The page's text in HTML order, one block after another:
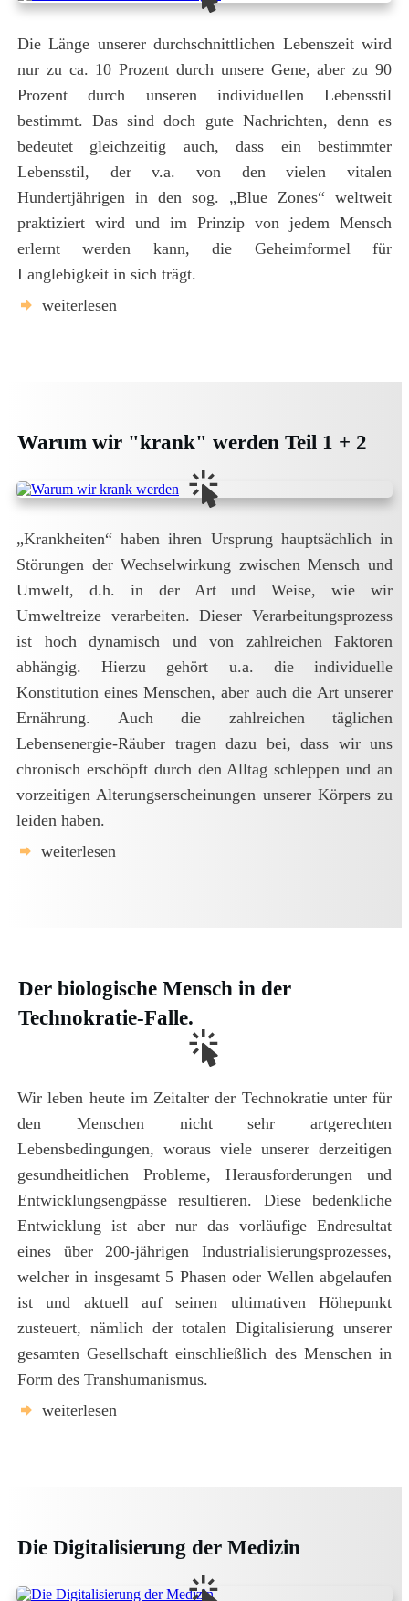
Die Länge unserer durchschnittlichen Lebenszeit wird
nur zu ca. 10 Prozent durch unsere Gene, aber zu 90
Prozent durch unseren individuellen Lebensstil
bestimmt. Das sind doch gute Nachrichten, denn es
bedeutet gleichzeitig auch, dass ein bestimmter
Lebensstil, der v.a. von den vielen vitalen
Hundertjährigen in den sog. „Blue Zones“ weltweit
praktiziert wird und im Prinzip von jedem Mensch
erlernt werden kann, die Geheimformel für
Langlebigkeit in sich trägt.
weiterlesen
Warum wir "krank" werden Teil 1 + 2
„Krankheiten“ haben ihren Ursprung hauptsächlich in
Störungen der Wechselwirkung zwischen Mensch und
Umwelt, d.h. in der Art und Weise, wie wir
Umweltreize verarbeiten. Dieser Verarbeitungsprozess
ist hoch dynamisch und von zahlreichen Faktoren
abhängig. Hierzu gehört u.a. die individuelle
Konstitution eines Menschen, aber auch die Art unserer
Ernährung. Auch die zahlreichen täglichen
Lebensenergie-Räuber tragen dazu bei, dass wir uns
chronisch erschöpft durch den Alltag schleppen und an
vorzeitigen Alterungserscheinungen unserer Körpers zu
leiden haben.
weiterlesen
Der biologische Mensch in der
Technokratie-Falle.
Wir leben heute im Zeitalter der Technokratie unter für
den Menschen nicht sehr artgerechten
Lebensbedingungen, woraus viele unserer derzeitigen
gesundheitlichen Probleme, Herausforderungen und
Entwicklungsengpässe resultieren. Diese bedenkliche
Entwicklung ist aber nur das vorläufige Endresultat
eines über 200-jährigen Industrialisierungsprozesses,
welcher in insgesamt 5 Phasen oder Wellen abgelaufen
ist und aktuell auf seinen ultimativen Höhepunkt
zusteuert, nämlich der totalen Digitalisierung unserer
gesamten Gesellschaft einschließlich des Menschen in
Form des Transhumanismus.
weiterlesen
Die Digitalisierung der Medizin